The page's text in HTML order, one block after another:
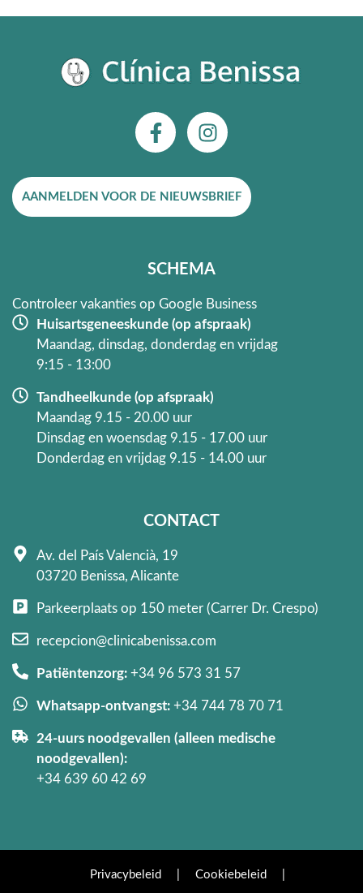
F
a
e
b
o
k
f
I
n
t
a
g
a
AANMELDEN VOOR DE NIEUWSBRIEF
SCHEMA
Controleer vakanties op Google Business
Huisartsgeneeskunde (op afspraak)
Maandag, dinsdag, donderdag en vrijdag
9:15 - 13:00
Tandheelkunde (op afspraak)
Maandag 9.15 - 20.00 uur
Dinsdag en woensdag 9.15 - 17.00 uur
Donderdag en vrijdag 9.15 - 14.00 uur
CONTACT
Av. del País Valencià, 19
03720 Benissa, Alicante
Parkeerplaats op 150 meter (Carrer Dr. Crespo)
recepcion@clinicabenissa.com
Patiëntenzorg: +34 96 573 31 57
Whatsapp-ontvangst: +34 744 78 70 71
24-uurs noodgevallen (alleen medische
noodgevallen):
+34 639 60 42 69
Privacybeleid Cookiebeleid